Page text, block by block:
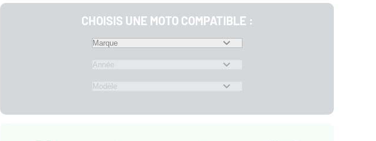
CHOISIS UNE MOTO COMPATIBLE :